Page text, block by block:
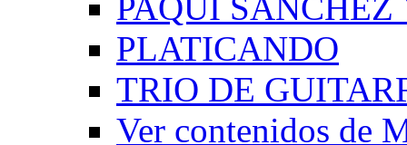
PLATICANDO
TRIO DE
Ver contenidos de